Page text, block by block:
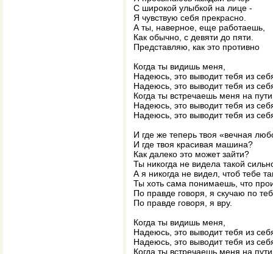
С широкой улыбкой на лице -
Я чувствую себя прекрасно.
А ты, наверное, еще работаешь,
Как обычно, с девяти до пяти.
Представляю, как это противно
Когда ты видишь меня,
Надеюсь, это выводит тебя из
Надеюсь, это выводит тебя из
Когда ты встречаешь меня на пути
Надеюсь, это выводит тебя из
Надеюсь, это выводит тебя из
И где же теперь твоя «вечная
И где твоя красивая машина?
Как далеко это может зайти?
Ты никогда не видела такой
А я никогда не видел, чтоб тебе
Ты хоть сама понимаешь, что
По правде говоря, я скучаю по
По правде говоря, я вру.
Когда ты видишь меня,
Надеюсь, это выводит тебя из
Надеюсь, это выводит тебя из
Когда ты встречаешь меня на пути